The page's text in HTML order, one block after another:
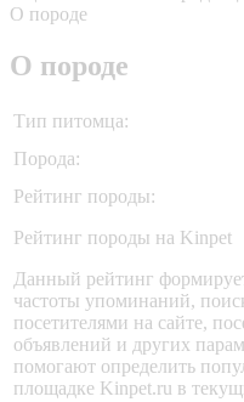
О породе
О породе
Тип питомца:
Порода:
Рейтинг породы:
Рейтинг породы на Kinpet
Данный рейтинг
частоты упоминаний,
посетителями на сайте,
объявлений и других
помогают определить
площадке Kinpet.ru в